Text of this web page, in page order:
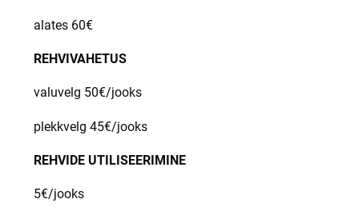
alates 60€
REHVIVAHETUS
valuvelg 50€/jooks
plekkvelg 45€/jooks
REHVIDE UTILISEERIMINE
5€/jooks